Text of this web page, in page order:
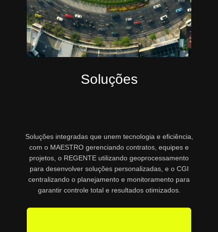
Soluções
Soluções integradas que unem tecnologia e eficiência,
com o MAESTRO gerenciando contratos, equipes e
projetos, o REGENTE utilizando geoprocessamento
para desenvolver soluções personalizadas, e o CGI
centralizando o planejamento e monitoramento para
garantir controle total e resultados otimizados.